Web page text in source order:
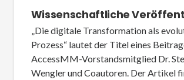
Wissenschaftliche
„Die digitale Transformation als
Prozess“ lautet der Titel eines
AccessMM-Vorstandsmitglied Dr.
Wengler und Coautoren. Der Artikel